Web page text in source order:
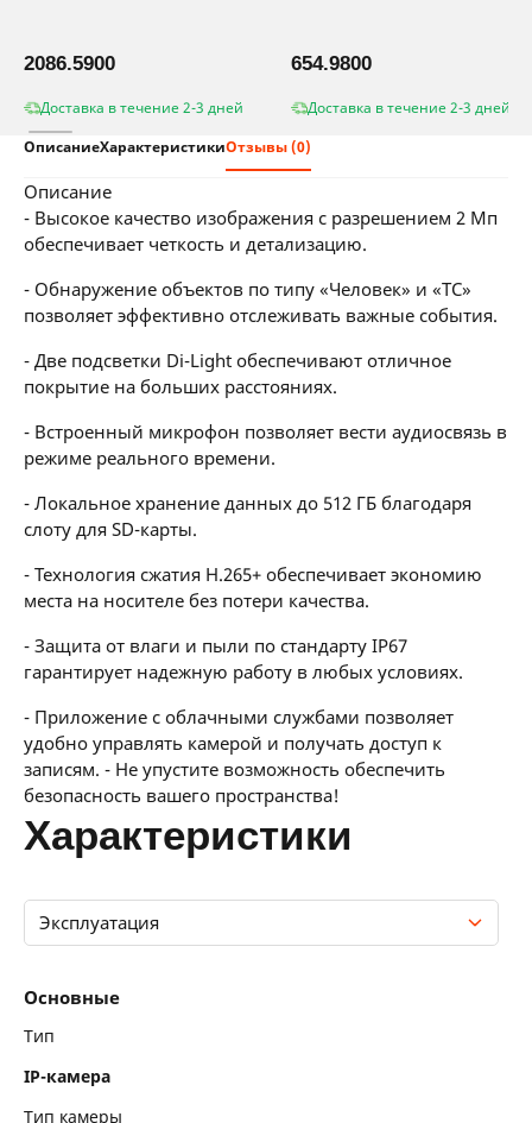
2086.5900
Доставка в течение 2-3 дней
654.9800
Доставка в течение 2-3 дней
ОписаниеХарактеристикиОтзывы (0)
описание
- Высокое качество изображения с разрешением 2 Мп
обеспечивает четкость и детализацию.
- Обнаружение объектов по типу «Человек» и «ТС»
позволяет эффективно отслеживать важные события.
- Две подсветки Di-Light обеспечивают отличное
покрытие на больших расстояниях.
- Встроенный микрофон позволяет вести аудиосвязь в
режиме реального времени.
- Локальное хранение данных до 512 ГБ благодаря
слоту для SD-карты.
- Технология сжатия H.265+ обеспечивает экономию
места на носителе без потери качества.
- Защита от влаги и пыли по стандарту IP67
гарантирует надежную работу в любых условиях.
- Приложение с облачными службами позволяет
удобно управлять камерой и получать доступ к
записям. - Не упустите возможность обеспечить
безопасность вашего пространства!
характеристики
Эксплуатация
Хранение данных
Конструкция
Основные
Тип
IP-камера
Тип камеры